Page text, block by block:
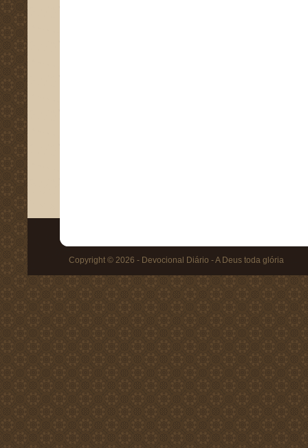
Copyright © 2026 - Devocional Diário - A Deus toda glória